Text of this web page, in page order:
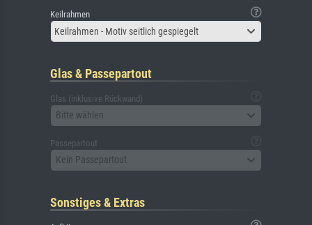
Keilrahmen
Keilrahmen - Motiv seitlich gespiegelt
Glas & Passepartout
Glas (inklusive Rückwand)
Bitte wählen
Passepartout
Kein Passepartout
Sonstiges & Extras